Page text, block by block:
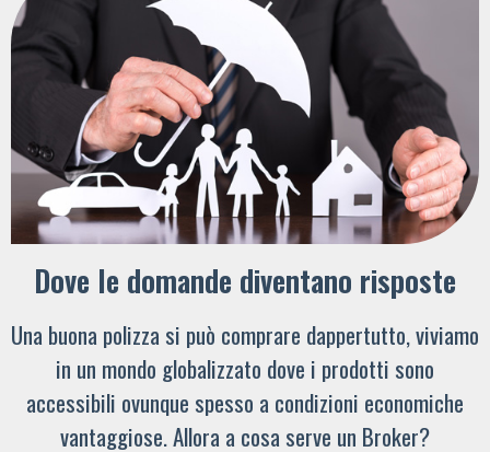
Dove le domande diventano risposte
Una buona polizza si può comprare dappertutto, viviamo
in un mondo globalizzato dove i prodotti sono
accessibili ovunque spesso a condizioni economiche
vantaggiose. Allora a cosa serve un Broker?